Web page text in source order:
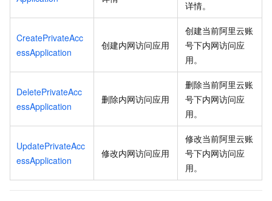
详情。
CreatePrivateAcc
essApplication
创建内网访问应用
创建当前阿里云账
号下内网访问应
用。
DeletePrivateAcc
essApplication
删除内网访问应用
删除当前阿里云账
号下内网访问应
用。
UpdatePrivateAcc
essApplication
修改内网访问应用
修改当前阿里云账
号下内网访问应
用。